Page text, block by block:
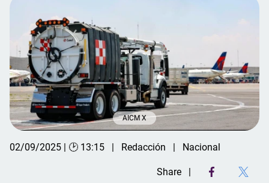
AICM X
02/09/2025 | 🕑 13:15 Redacción Nacional
Share